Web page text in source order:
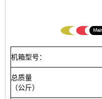
机箱型号：
总质量
（公斤）